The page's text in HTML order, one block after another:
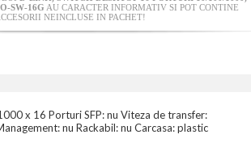
SW-16G AU CARACTER INFORMATIV SI POT CONTINE
NEINCLUSE IN PACHET!
x 16 Porturi SFP: nu Viteza de transfer:
nu Rackabil: nu Carcasa: plastic